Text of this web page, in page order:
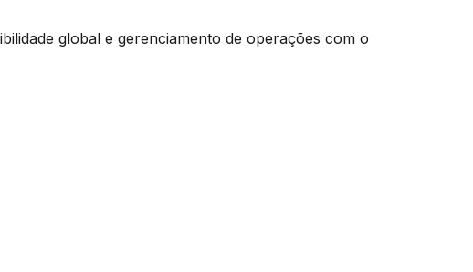
global e gerenciamento de operações com o